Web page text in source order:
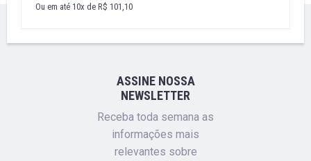
Ou em até 10x de R$ 101,10
ASSINE NOSSA
NEWSLETTER
Receba toda semana as
informações mais
relevantes sobre